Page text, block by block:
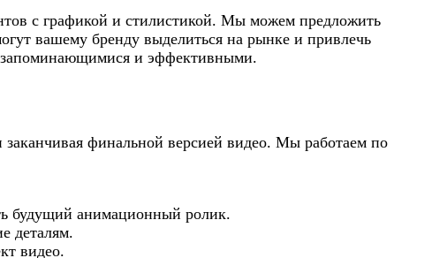
с графикой и стилистикой. Мы можем предложить
вашему бренду выделиться на рынке и привлечь
запоминающимися и эффективными.
финальной версией видео. Мы работаем по
будущий анимационный ролик.
деталям.
видео.